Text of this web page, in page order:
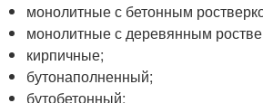
монолитные с бетонным
монолитные с деревянным
кирпичные;
бутонаполненный;
бутобетонный;